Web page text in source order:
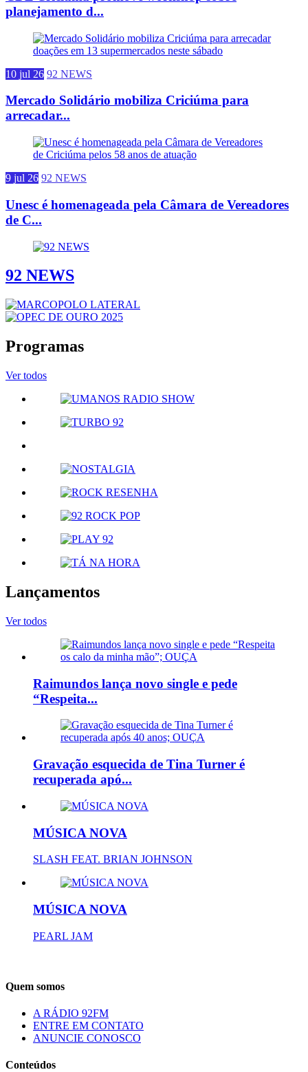
planejamento d...
10 jul 26 92 NEWS
Mercado Solidário mobiliza Criciúma para
arrecadar...
9 jul 26 92 NEWS
Unesc é homenageada pela Câmara de Vereadores
de C...
92 NEWS
Programas
Ver todos
Lançamentos
Ver todos
Raimundos lança novo single e pede
“Respeita...
Gravação esquecida de Tina Turner é
recuperada apó...
MÚSICA NOVA
SLASH FEAT. BRIAN JOHNSON
MÚSICA NOVA
PEARL JAM
Quem somos
A RÁDIO 92FM
ENTRE EM CONTATO
ANUNCIE CONOSCO
Conteúdos